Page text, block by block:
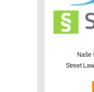
Naše
Street